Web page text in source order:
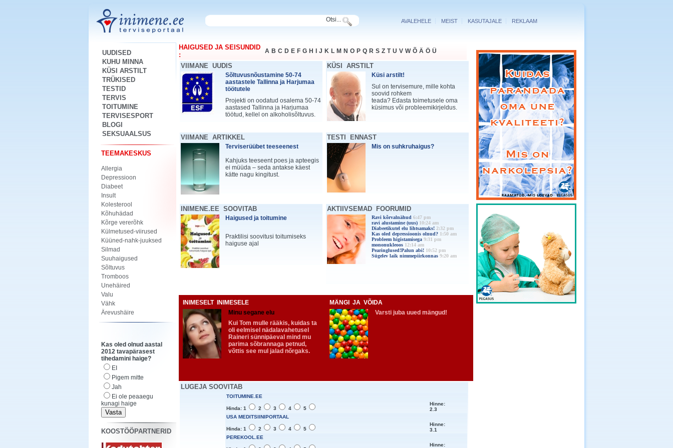
Otsi... AVALEHELE MEIST KASUTAJALE REKLAAM
UUDISED
KUHU MINNA
KÜSI ARSTILT
TRÜKISED
TESTID
TERVIS
TOITUMINE
TERVISESPORT
BLOGI
SEKSUAALSUS
TEEMAKESKUS
Allergia
Depressioon
Diabeet
Insult
Kolesterool
Kõhuhädad
Kõrge vererõhk
Külmetused-viirused
Küüned-nahk-juuksed
Silmad
Suuhaigused
Sõltuvus
Tromboos
Unehäired
Valu
Vähk
Ärevushäire
Kas oled olnud aastal
2012 tavapärasest
tihedamini haige?
EI
Pigem mitte
Jah
Ei ole peaaegu
kunagi haige
KOOSTÖÖPARTNERID
HAIGUSED JA SEISUNDID
:
A B C D E F G H J K L M N O P Q R S Z T U V W Õ Ä Ö Ü
VIIMANE UUDIS
Sõltuvusnõustamine 50-74
aastastele Tallinna ja Harjumaa
töötutele
Projekti on oodatud osalema 50-74
aastased Tallinna ja Harjumaa
töötud, kellel on alkoholisõltuvus.
KÜSI ARSTILT
Küsi arstilt!
Sul on tervisemure, mille kohta
soovid rohkem
teada? Edasta toimetusele oma
küsimus või probleemikirjeldus.
VIIMANE ARTIKKEL
Terviserüübet teeseenest
Kahjuks teeseent poes ja apteegis
ei müüda – seda antakse käest
kätte nagu kingitust.
TESTI ENNAST
Mis on suhkruhaigus?
INIMENE.EE SOOVITAB
Haigused ja toitumine
Praktilisi soovitusi toitumiseks
haiguse ajal
AKTIIVSEMAD FOORUMID
Ravi kõrvalnähud 6:47 pm
ravi alustamine (uus) 10:24 am
Diabeetikutel elu lihtsamaks! 2:32 pm
Kas oled depressioonis olnud? 1:50 am
Probleem higistamisega 9:31 pm
mononukleoos 12:14 am
Pearinglused!Palun abi! 10:52 pm
Sügelev laik nimmepiirkonnas 9:20 am
INIMESELT INIMESELE
Minu segane elu
Kui Tom mulle rääkis, kuidas ta
oli eelmisel nädalavahetusel
Raineri sünnipäeval mind mu
parima sõbrannaga petnud,
võttis see mul jalad nõrgaks.
MÄNGI JA VÕIDA
Varsti juba uued mängud!
LUGEJA SOOVITAB
TOITUMINE.EE
Hinda: 1 2 3 4 5
Hinne:
2.3
USA MEDITSIINIPORTAAL
Hinda: 1 2 3 4 5
Hinne:
3.1
PEREKOOL.EE
Hinne: